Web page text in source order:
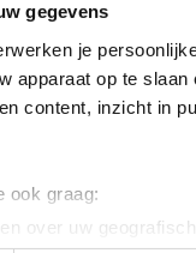
gegevens
je
apparaat op te
content, inzicht in
ook graag:
over uw